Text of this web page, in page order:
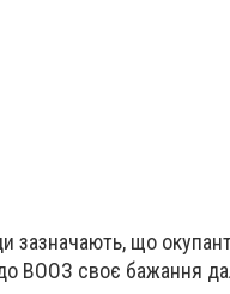
зазначають, що
ВООЗ своє бажання